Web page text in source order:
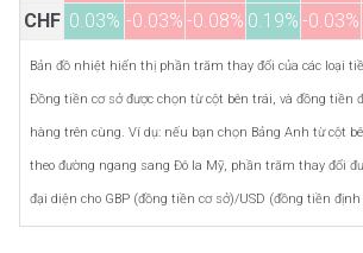
CHF 0.03% -0.03% -0.08% 0.19% -0.03%
Bản đồ nhiệt hiển thị phần trăm thay đổi của các loại
Đồng tiền cơ sở được chọn từ cột bên trái, và đồng tiền
hàng trên cùng. Ví dụ: nếu bạn chọn Bảng Anh từ cột
theo đường ngang sang Đô la Mỹ, phần trăm thay đổi
đại diện cho GBP (đồng tiền cơ sở)/USD (đồng tiền định